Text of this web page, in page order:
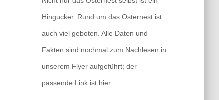
Hingucker. Rund um das Osternest ist
auch viel geboten. Alle Daten und
Fakten sind nochmal zum Nachlesen in
unserem Flyer aufgeführt; der
passende Link ist hier.